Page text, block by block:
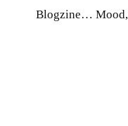
Blogzine… Mood,